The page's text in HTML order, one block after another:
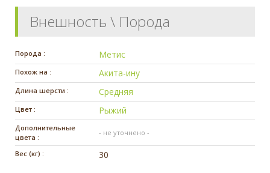
Внешность \ Порода
Порода : Метис
Похож на : Акита-ину
Длина шерсти : Средняя
Цвет : Рыжий
Дополнительные
цвета :
- не уточнено -
Вес (кг) : 30